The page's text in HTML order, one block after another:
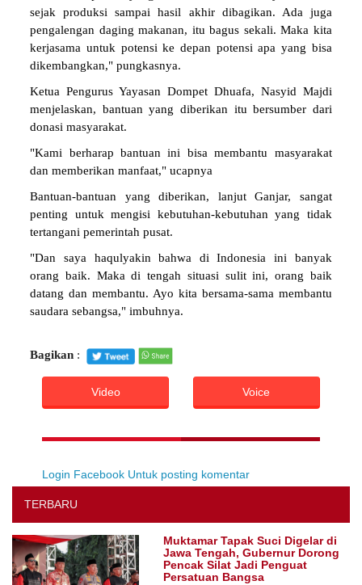
sejak produksi sampai hasil akhir dibagikan. Ada juga
pengalengan daging makanan, itu bagus sekali. Maka kita
kerjasama untuk potensi ke depan potensi apa yang bisa
dikembangkan," pungkasnya.
Ketua Pengurus Yayasan Dompet Dhuafa, Nasyid Majdi
menjelaskan, bantuan yang diberikan itu bersumber dari
donasi masyarakat.
"Kami berharap bantuan ini bisa membantu masyarakat
dan memberikan manfaat," ucapnya
Bantuan-bantuan yang diberikan, lanjut Ganjar, sangat
penting untuk mengisi kebutuhan-kebutuhan yang tidak
tertangani pemerintah pusat.
"Dan saya haqulyakin bahwa di Indonesia ini banyak
orang baik. Maka di tengah situasi sulit ini, orang baik
datang dan membantu. Ayo kita bersama-sama membantu
saudara sebangsa," imbuhnya.
Bagikan :
Video Voice
Login Facebook Untuk posting komentar
TERBARU
Muktamar Tapak Suci Digelar di
Jawa Tengah, Gubernur Dorong
Pencak Silat Jadi Penguat
Persatuan Bangsa